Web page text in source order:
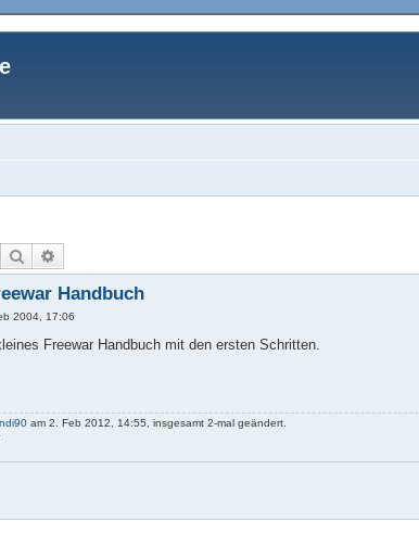
Suche
Handbuch
2004, 17:06
Freewar Handbuch mit den ersten Schritten.
am 2. Feb 2012, 14:55, insgesamt 2-mal geändert.